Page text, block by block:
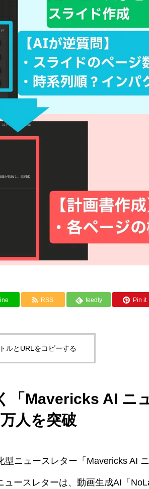
RSS feedly Pin it
ルとURLをコピーする
「Mavericks AI ニ
人を突破
ニュースレター「Mavericks AI
ースレターは、動画生成AI「